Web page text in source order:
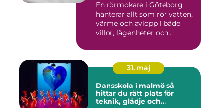
En rörmokare i Göteborg
hanterar allt som rör vatten,
värme och avlopp i både
villor, lägenheter och...
31. maj
Dansskola i malmö så
hittar du rätt plats för
teknik, glädje och